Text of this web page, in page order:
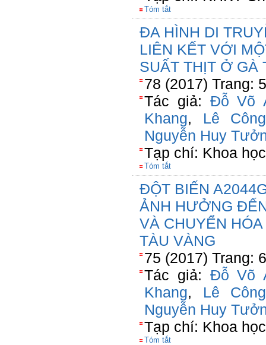
Tóm tắt
ĐA HÌNH DI
LIÊN KẾT VỚI
SUẤT THỊT Ở GÀ
78 (2017) Trang:
Tác giả: Đỗ Võ
Khang, Lê
Nguyễn Huy
Tạp chí: Khoa
Tóm tắt
ĐỘT BIẾN
ẢNH HƯỞNG
VÀ CHUYỂN
TÀU VÀNG
75 (2017) Trang:
Tác giả: Đỗ Võ
Khang, Lê
Nguyễn Huy
Tạp chí: Khoa
Tóm tắt